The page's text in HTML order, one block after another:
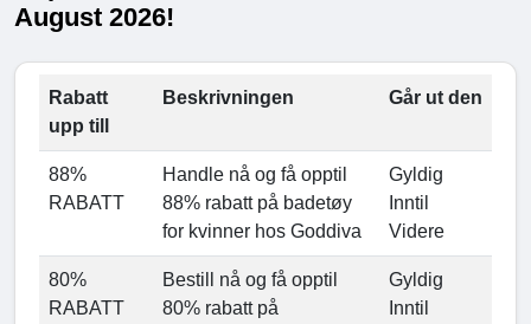
August 2026!
Rabatt
upp till
Beskrivningen Går ut den
88%
RABATT
Handle nå og få opptil
88% rabatt på badetøy
for kvinner hos Goddiva
Gyldig
Inntil
Videre
80%
RABATT
Bestill nå og få opptil
80% rabatt på
Gyldig
Inntil